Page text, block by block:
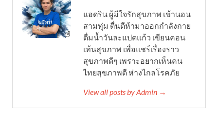
แอดริน ผู้มีใจรักสุขภาพ เข้านอน
สามทุ่ม ตื่นตีห้ามาออกกำลังกาย
ดื่มน้ำวันละแปดแก้ว เขียนคอน
เท้นสุขภาพ เพื่อแชร์เรื่องราว
สุขภาพดีๆ เพราะอยากเห็นคน
ไทยสุขภาพดี ห่างไกลโรคภัย
View all posts by Admin →